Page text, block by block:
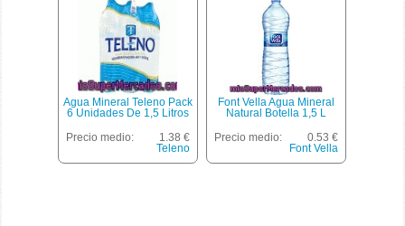
Agua Mineral Teleno Pack
6 Unidades De 1,5 Litros
Precio medio:
1.38 €
Teleno
Font Vella Agua Mineral
Natural Botella 1,5 L
Precio medio:
0.53 €
Font Vella